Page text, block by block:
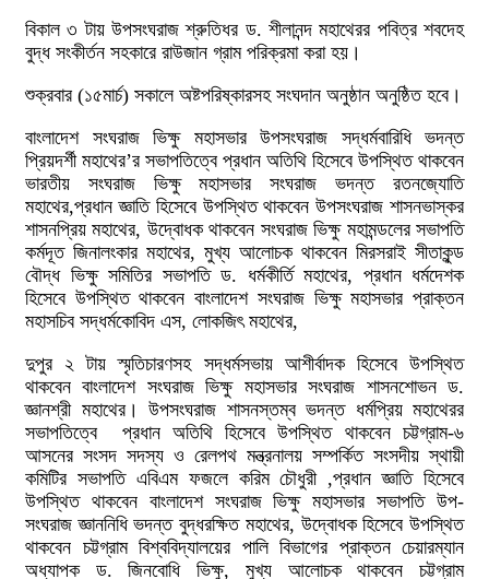
বিকাল ৩ টায় উপসংঘরাজ শ্রুতিধর ড. শীলানন্দ মহাথেরর পবিত্র শবদেহ
বুদ্ধ সংকীর্তন সহকারে রাউজান গ্রাম পরিক্রমা করা হয়।
শুক্রবার (১৫মার্চ) সকালে অষ্টপরিষ্কারসহ সংঘদান অনুষ্ঠান অনুষ্ঠিত হবে।
বাংলাদেশ সংঘরাজ ভিক্ষু মহাসভার উপসংঘরাজ সদ্ধর্মবারিধি ভদন্ত
প্রিয়দর্শী মহাথের’র সভাপতিত্বে প্রধান অতিথি হিসেবে উপস্থিত থাকবেন
ভারতীয় সংঘরাজ ভিক্ষু মহাসভার সংঘরাজ ভদন্ত রতনজ্যোতি
মহাথের,প্রধান জ্ঞাতি হিসেবে উপস্থিত থাকবেন উপসংঘরাজ শাসনভাস্কর
শাসনপ্রিয় মহাথের, উদ্বোধক থাকবেন সংঘরাজ ভিক্ষু মহামন্ডলের সভাপতি
কর্মদূত জিনালংকার মহাথের, মুখ্য আলোচক থাকবেন মিরসরাই সীতাকুন্ড
বৌদ্ধ ভিক্ষু সমিতির সভাপতি ড. ধর্মকীর্তি মহাথের, প্রধান ধর্মদেশক
হিসেবে উপস্থিত থাকবেন বাংলাদেশ সংঘরাজ ভিক্ষু মহাসভার প্রাক্তন
মহাসচিব সদ্ধর্মকোবিদ এস, লোকজিৎ মহাথের,
দুপুর ২ টায় স্মৃতিচারণসহ সদ্ধর্মসভায় আশীর্বাদক হিসেবে উপস্থিত
থাকবেন বাংলাদেশ সংঘরাজ ভিক্ষু মহাসভার সংঘরাজ শাসনশোভন ড.
জ্ঞানশ্রী মহাথের। উপসংঘরাজ শাসনস্তম্ব ভদন্ত ধর্মপ্রিয় মহাথেরর
সভাপতিত্বে প্রধান অতিথি হিসেবে উপস্থিত থাকবেন চট্টগ্রাম-৬
আসনের সংসদ সদস্য ও রেলপথ মন্ত্রনালয় সম্পর্কিত সংসদীয় স্থায়ী
কমিটির সভাপতি এবিএম ফজলে করিম চৌধুরী ,প্রধান জ্ঞাতি হিসেবে
উপস্থিত থাকবেন বাংলাদেশ সংঘরাজ ভিক্ষু মহাসভার সভাপতি উপ-
সংঘরাজ জ্ঞাননিধি ভদন্ত বুদ্ধরক্ষিত মহাথের, উদ্বোধক হিসেবে উপস্থিত
থাকবেন চট্টগ্রাম বিশ্ববিদ্যালয়ের পালি বিভাগের প্রাক্তন চেয়ারম্যান
অধ্যাপক ড. জিনবোধি ভিক্ষু, মুখ্য আলোচক থাকবেন চট্টগ্রাম